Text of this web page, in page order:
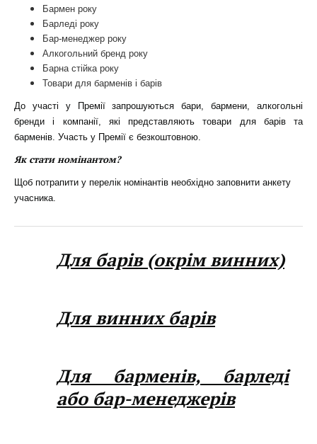
Бармен року
Барледі року
Бар-менеджер року
Алкогольний бренд року
Барна стійка року
Товари для барменів і барів
До участі у Премії запрошуються бари, бармени, алкогольні
бренди і компанії, які представляють товари для барів та
барменів. Участь у Премії є безкоштовною.
Як стати номінантом?
Щоб потрапити у перелік номінантів необхідно заповнити анкету
учасника.
Для барів (окрім винних)
Для винних барів
Для барменів, барледі
або бар-менеджерів